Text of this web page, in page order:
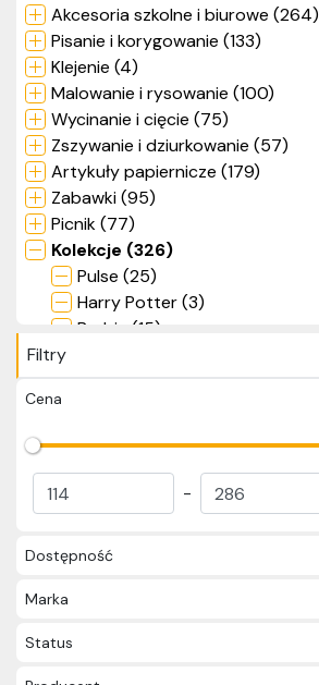
Akcesoria szkolne i biurowe (264)
Pisanie i korygowanie (133)
Klejenie (4)
Malowanie i rysowanie (100)
Wycinanie i cięcie (75)
Zszywanie i dziurkowanie (57)
Artykuły papiernicze (179)
Zabawki (95)
Picnik (77)
Kolekcje (326)
Pulse (25)
Harry Potter (3)
Barbie (15)
Superman (7)
Miniz (21)
Nagrodzone (8)
Filtry
Cena
-
Dostępność
Marka
Status